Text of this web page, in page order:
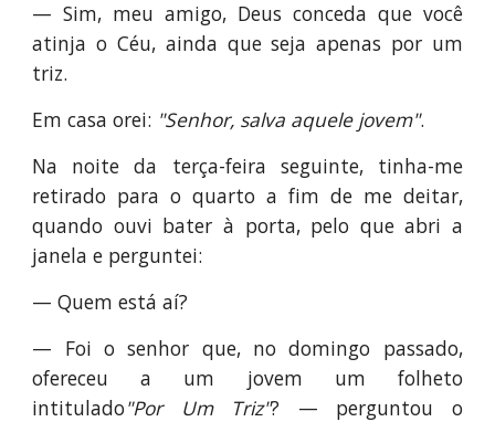
— Sim, meu amigo, Deus conceda que você
atinja o Céu, ainda que seja apenas por um
triz.
Em casa orei: "Senhor, salva aquele jovem".
Na noite da terça-feira seguinte, tinha-me
retirado para o quarto a fim de me deitar,
quando ouvi bater à porta, pelo que abri a
janela e perguntei:
— Quem está aí?
— Foi o senhor que, no domingo passado,
ofereceu a um jovem um folheto
intitulado"Por Um Triz"? — perguntou o